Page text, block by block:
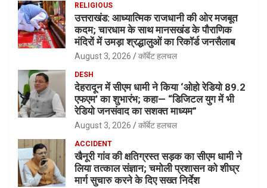
RELIGIOUS
उत्तराखंड: आध्यात्मिक राजधानी की ओर मजबूत
कदम; चारधाम के साथ मानसखंड के पौराणिक
मंदिरों में उमड़ा श्रद्धालुओं का रिकॉर्ड जनसैलाब
August 3, 2026 कॉर्बेट हलचल
DESH
देहरादून में सीएम धामी ने किया ‘ओहो रेडियो 89.2
एफएम’ का शुभारंभ; कहा— “डिजिटल युग में भी
रेडियो जनसंवाद का सशक्त माध्यम”
August 3, 2026 कॉर्बेट हलचल
ACCIDENT
खैनूरी गांव की क्षतिग्रस्त सड़क का सीएम धामी ने
लिया तत्काल संज्ञान; चमोली प्रशासन को शीघ्र
मार्ग सुचारु करने के दिए सख्त निर्देश